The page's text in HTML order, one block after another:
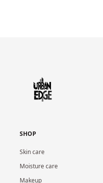
SHOP
Skin care
Moisture care
Makeup